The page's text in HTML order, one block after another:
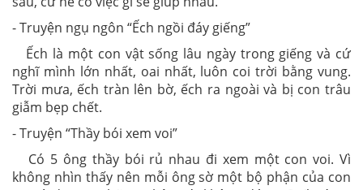
- Truyện ngụ ngôn “Ếch ngồi đáy giếng”
Ếch là một con vật sống lâu ngày trong giếng và cứ
nghĩ mình lớn nhất, oai nhất, luôn coi trời bằng vung.
Trời mưa, ếch tràn lên bờ, ếch ra ngoài và bị con trâu
giẫm bẹp chết.
- Truyện “Thầy bói xem voi”
Có 5 ông thầy bói rủ nhau đi xem một con voi. Vì
không nhìn thấy nên mỗi ông sờ một bộ phận của con